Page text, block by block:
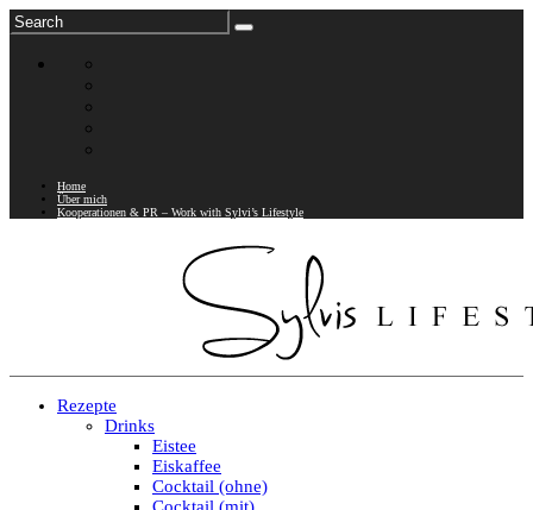
Home
Über mich
Kooperationen & PR – Work with Sylvi’s Lifestyle
Rezepte
Drinks
Eistee
Eiskaffee
Cocktail (ohne)